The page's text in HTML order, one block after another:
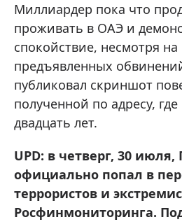
Миллиардер пока что
проживать в ОАЭ и
спокойствие, несмотря на
предъявленных
публиковал скриншот
полученной по адресу,
двадцать лет.
UPD: в четверг, 30
официально попал в
террористов и
Росфинмониторинга .